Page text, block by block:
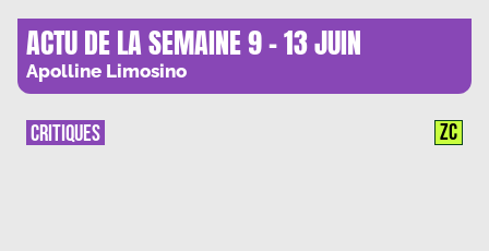
ACTU DE LA SEMAINE 9 – 13 JUIN
Apolline Limosino
CRITIQUES ZC